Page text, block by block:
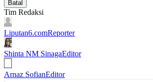
Batal
Tim Redaksi
Liputan6.comReporter
Shinta NM SinagaEditor
Arnaz SofianEditor